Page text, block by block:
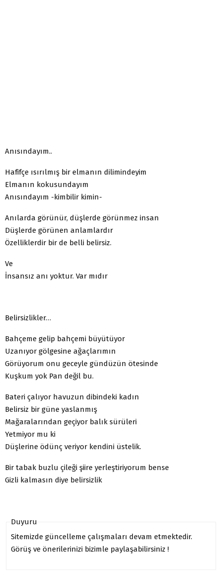
Anısındayım..
Hafifçe ısırılmış bir elmanın dilimindeyim
Elmanın kokusundayım
Anısındayım -kimbilir kimin-
Anılarda görünür, düşlerde görünmez insan
Düşlerde görünen anlamlardır
Özelliklerdir bir de belli belirsiz.
Ve
İnsansız anı yoktur. Var mıdır
Belirsizlikler…
Bahçeme gelip bahçemi büyütüyor
Uzanıyor gölgesine ağaçlarımın
Görüyorum onu geceyle gündüzün ötesinde
Kuşkum yok Pan değil bu.
Bateri çalıyor havuzun dibindeki kadın
Belirsiz bir güne yaslanmış
Mağaralarından geçiyor balık sürüleri
Yetmiyor mu ki
Düşlerine ödünç veriyor kendini üstelik.
Bir tabak buzlu çileği şiire yerleştiriyorum bense
Gizli kalmasın diye belirsizlik
Duyuru
Sitemizde güncelleme çalışmaları devam etmektedir.
Görüş ve önerilerinizi bizimle paylaşabilirsiniz !